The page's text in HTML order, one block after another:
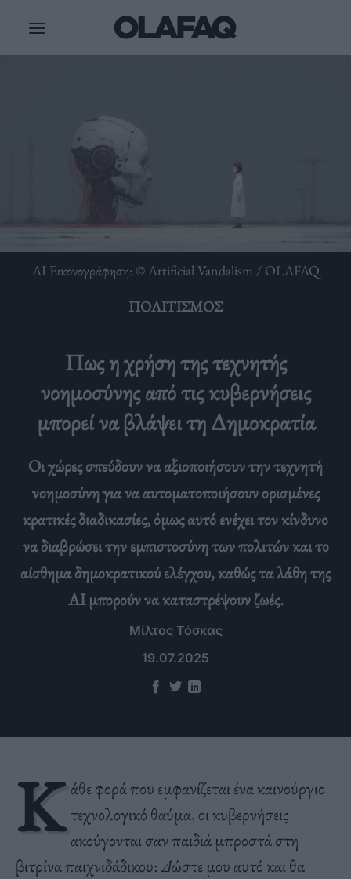
ΑΙ Εικονογράφηση: © Artificial Vandalism / OLAFAQ
ΠΟΛΙΤΙΣΜΌΣ
Πως η χρήση της τεχνητής
νοημοσύνης από τις κυβερνήσεις
μπορεί να βλάψει τη Δημοκρατία
Οι χώρες σπεύδουν να αξιοποιήσουν την τεχνητή
νοημοσύνη για να αυτοματοποιήσουν ορισμένες
κρατικές διαδικασίες, όμως αυτό ενέχει τον κίνδυνο
να διαβρώσει την εμπιστοσύνη των πολιτών και το
αίσθημα δημοκρατικού ελέγχου, καθώς τα λάθη της
ΑΙ μπορούν να καταστρέψουν ζωές.
Μίλτος Τόσκας
19.07.2025
Κ άθε φορά που εμφανίζεται ένα καινούργιο
τεχνολογικό θαύμα, οι κυβερνήσεις
ακούγονται σαν παιδιά μπροστά στη
βιτρίνα παιχνιδάδικου: Δώστε μου αυτό και θα